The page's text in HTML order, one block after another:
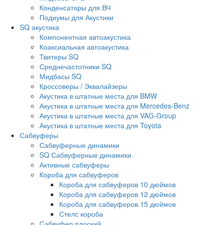
Конденсаторы для ВЧ
Подиумы для Акустики
SQ акустика
Компонентная автоакустика
Коаксиальная автоакустика
Твитеры SQ
Среднечастотники SQ
Мидбасы SQ
Кроссоверы / Эквалайзеры
Акустика в штатные места для BMW
Акустика в штатные места для Mercedes-Benz
Акустика в штатные места для VAG-Group
Акустика в штатные места для Toyota
Сабвуферы
Сабвуферные динамики
SQ Сабвуферные динамики
Активные сабвуферы
Короба для сабвуферов
Короба для сабвуферов 10 дюймов
Короба для сабвуферов 12 дюймов
Короба для сабвуферов 15 дюймов
Стелс короба